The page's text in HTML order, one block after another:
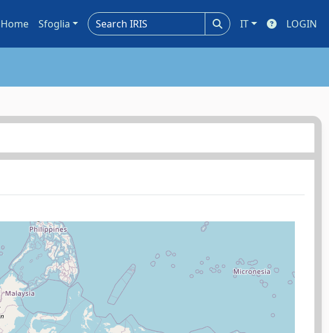
Home Sfoglia IT LOGIN